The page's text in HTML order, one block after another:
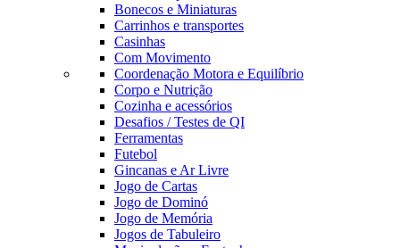
Bonecos e Miniaturas
Carrinhos e transportes
Casinhas
Com Movimento
Coordenação Motora e Equilíbrio
Corpo e Nutrição
Cozinha e acessórios
Desafios / Testes de QI
Ferramentas
Futebol
Gincanas e Ar Livre
Jogo de Cartas
Jogo de Dominó
Jogo de Memória
Jogos de Tabuleiro